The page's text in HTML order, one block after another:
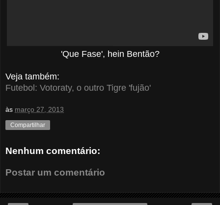
'Que Fase', hein Bentão?
Veja também:
Futebol: Votoraty, o outro Tigre 'fujão'
às março 27, 2013
Compartilhar
Nenhum comentário:
Postar um comentário